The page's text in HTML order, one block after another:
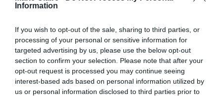
Information
If you wish to opt-out of the sale, sharing to third parties, or
processing of your personal or sensitive information for
targeted advertising by us, please use the below opt-out
section to confirm your selection. Please note that after your
opt-out request is processed you may continue seeing
interest-based ads based on personal information utilized by
us or personal information disclosed to third parties prior to
στον καναπέ στο Central Perk.
Δείτε την ανάρτηση για την εκτίμηση του
ενοικίου του διαμερίσματος των Rachel και
Monica: